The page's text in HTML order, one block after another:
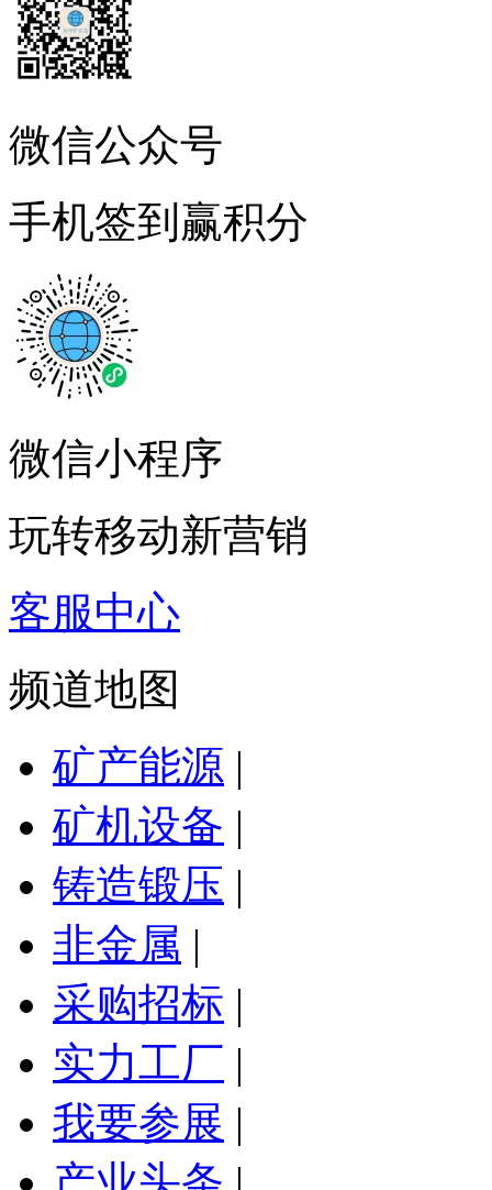
微信公众号
手机签到赢积分
微信小程序
玩转移动新营销
客服中心
频道地图
矿产能源 |
矿机设备 |
铸造锻压 |
非金属 |
采购招标 |
实力工厂 |
我要参展 |